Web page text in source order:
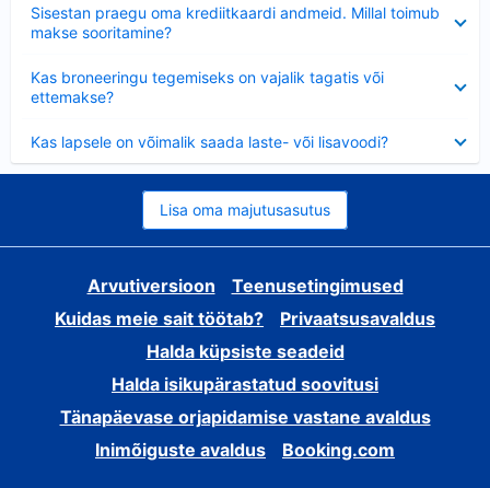
Sisestan praegu oma krediitkaardi andmeid. Millal toimub
makse sooritamine?
Kas broneeringu tegemiseks on vajalik tagatis või
ettemakse?
Kas lapsele on võimalik saada laste- või lisavoodi?
Lisa oma majutusasutus
Arvutiversioon
Teenusetingimused
Kuidas meie sait töötab?
Privaatsusavaldus
Halda küpsiste seadeid
Halda isikupärastatud soovitusi
Tänapäevase orjapidamise vastane avaldus
Inimõiguste avaldus
Booking.com